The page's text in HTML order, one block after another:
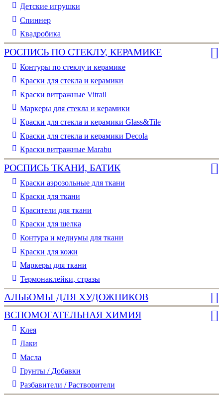
Детские игрушки
Спиннер
Квадробика
РОСПИСЬ ПО СТЕКЛУ, КЕРАМИКЕ
Контуры по стеклу и керамике
Краски для стекла и керамики
Краски витражные Vitrail
Маркеры для стекла и керамики
Краски для стекла и керамики Glass&Tile
Краски для стекла и керамики Decola
Краски витражные Marabu
РОСПИСЬ ТКАНИ, БАТИК
Краски аэрозольные для ткани
Краски для ткани
Красители для ткани
Краски для шелка
Контура и медиумы для ткани
Краски для кожи
Маркеры для ткани
Термонаклейки, стразы
АЛЬБОМЫ ДЛЯ ХУДОЖНИКОВ
ВСПОМОГАТЕЛЬНАЯ ХИМИЯ
Клея
Лаки
Масла
Грунты / Добавки
Разбавители / Растворители